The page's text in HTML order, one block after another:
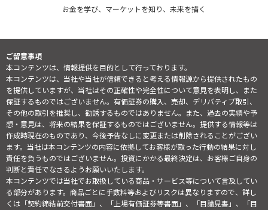
お金を学び、マーケットを知り、未来を描く
ご留意事項
本コンテンツは、情報提供を目的として行っております。
本コンテンツは、当社や当社が信頼できると考える情報源から提供されたもの
を提供していますが、当社はその正確性や完全性について意見を表明し、また
保証するものではございません。有価証券の購入、売却、デリバティブ取引、
その他の取引を推奨し、勧誘するものではありません。また、過去の実績や予
想・意見は、将来の結果を保証するものではございません。提供する情報等は
作成時現在のものであり、今後予告なしに変更または削除されることがござい
ます。当社は本コンテンツの内容に依拠してお客様が取った行動の結果に対し
責任を負うものではございません。投資にかかる最終決定は、お客様ご自身の
判断と責任でなさるようお願いいたします。
本コンテンツでは当社でお取扱している商品・サービス等について言及してい
る部分があります。商品ごとに手数料等およびリスクは異なりますので、詳し
くは「契約締結前交付書面」、「上場有価証券等書面」、「目論見書」、「目